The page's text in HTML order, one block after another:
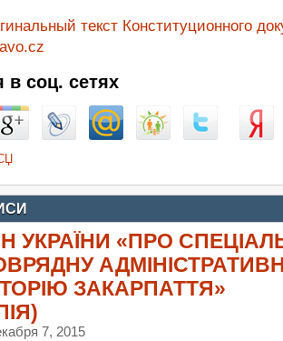
текст Конституционного
в соц. сетях
УКРАЇНИ «ПРО
ЗАКАРПАТТЯ»
7, 2015